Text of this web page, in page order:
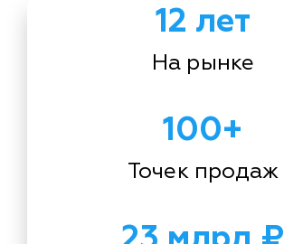
12 лет
На рынке
100+
Точек продаж